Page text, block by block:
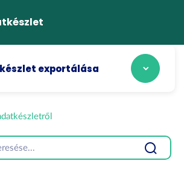
exportálása